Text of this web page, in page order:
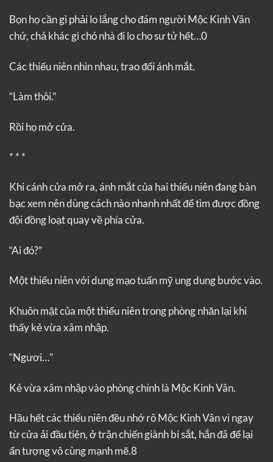
Bọn họ cần gì phải lo lắng cho đám người Mộc Kinh Vân
chứ, chả khác gì chó nhà đi lo cho sư tử hết…0
Các thiếu niên nhìn nhau, trao đổi ánh mắt.
“Làm thôi.”
Rồi họ mở cửa.
* * *
Khi cánh cửa mở ra, ánh mắt của hai thiếu niên đang bàn
bạc xem nên dùng cách nào nhanh nhất để tìm được đồng
đội đồng loạt quay về phía cửa.
“Ai đó?”
Một thiếu niên với dung mạo tuấn mỹ ung dung bước vào.
Khuôn mặt của một thiếu niên trong phòng nhăn lại khi
thấy kẻ vừa xâm nhập.
“Ngươi…”
Kẻ vừa xâm nhập vào phòng chính là Mộc Kinh Vân.
Hầu hết các thiếu niên đều nhớ rõ Mộc Kinh Vân vì ngay
từ cửa ải đầu tiên, ở trận chiến giành bi sắt, hắn đã để lại
ấn tượng vô cùng mạnh mẽ.8